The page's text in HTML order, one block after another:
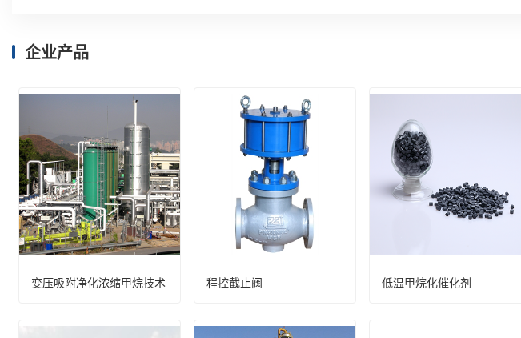
企业产品
变压吸附净化浓缩甲烷技术 程控截止阀 低温甲烷化催化剂